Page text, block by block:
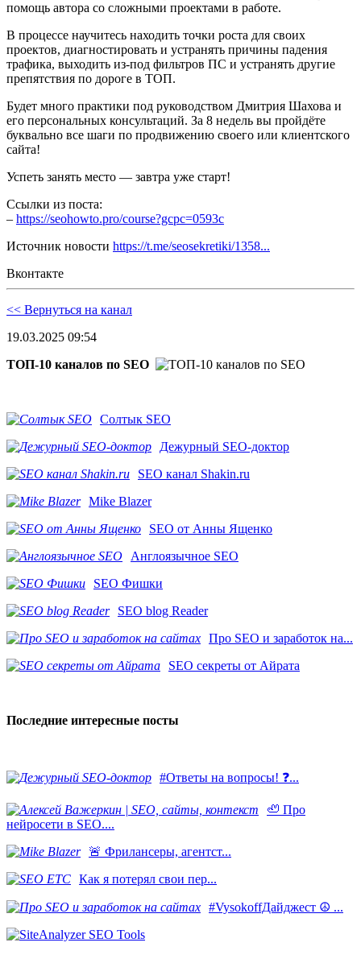
помощь автора со сложными проектами в работе.
В процессе научитесь находить точки роста для своих
проектов, диагностировать и устранять причины падения
трафика, выходить из-под фильтров ПС и устранять другие
препятствия по дороге в ТОП.
Будет много практики под руководством Дмитрия Шахова и
его персональных консультаций. За 8 недель вы пройдёте
буквально все шаги по продвижению своего или клиентского
сайта!
Успеть занять место — завтра уже старт!
Ссылки из поста:
– https://seohowto.pro/course?gcpc=0593c
Источник новости https://t.me/seosekretiki/1358...
Вконтакте
<< Вернуться на канал
19.03.2025 09:54
ТОП-10 каналов по SEO
Солтык SEO
Дежурный SEO-доктор
SEO канал Shakin.ru
Mike Blazer
SEO от Анны Ященко
Англоязычное SEO
SEO Фишки
SEO blog Reader
Про SEO и заработок на...
SEO секреты от Айрата
Последние интересные посты
#Ответы на вопросы! ❓...
🦥 Про
нейросети в SEO....
​🚨 Фрилансеры, агентст...
Как я потерял свои пер...
#VysokoffДайджест ☮️ ...